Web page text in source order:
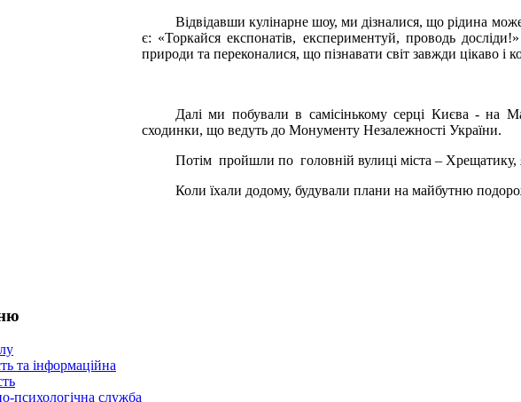
Відвідавши кулінарне шоу, ми дізналися, що рідина
є: «Торкайся експонатів, експериментуй, проводь
природи та переконалися, що пізнавати світ завжди цікаво і
Далі ми побували в самісінькому серці Києва - на
сходинки, що ведуть до Монументу Незалежності України.
Потім пройшли по головній вулиці міста –
Коли їхали додому, будували плани на майбутню
та інформаційна
психологічна служба